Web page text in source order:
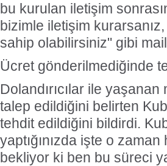
bu kurulan iletişim
bizimle iletişim
sahip olabilirsiniz" gibi
Ücret gönderilmediğinde
Dolandırıcılar ile
talep edildiğini belirten
tehdit edildiğini bildirdi.
yaptığınızda işte o
bekliyor ki ben bu süreci